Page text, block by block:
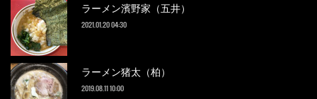
ラーメン濱野家（五井）
2021.01.20 04:30
ラーメン猪太（柏）
2019.08.11 10:00